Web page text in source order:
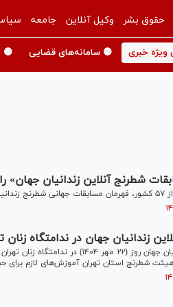
حقوق بشر وکیل آنلاین جامعه
ویژه خبری 🟡 سامانه‌های قضایی 🟡
شطرنج آنلاین زندانیان جهان»
زندانیان جهان در ندامتگاه زنان
پنجمین دوره مسابقات شطرنج آنلاین زندانیان
شطرنج استان تهران آموزش‌های لازم برای